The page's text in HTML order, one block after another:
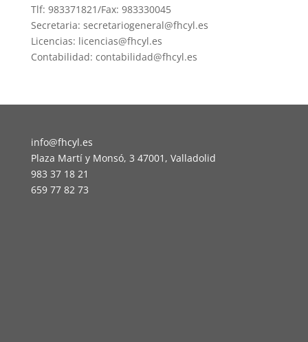
Tlf: 983371821/Fax: 983330045
Secretaria: secretariogeneral@fhcyl.es
Licencias: licencias@fhcyl.es
Contabilidad: contabilidad@fhcyl.es
info@fhcyl.es
Plaza Martí y Monsó, 3 47001, Valladolid
983 37 18 21
659 77 82 73